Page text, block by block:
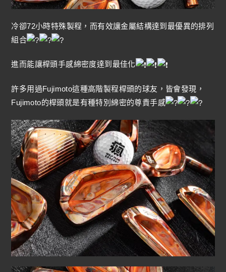
冷卻72小時特殊製程，而有效讓金屬結構達到最優異的排列
組合
進而能讓桿頭手感綿密度達到最佳化
許多用過Fujimoto這種高階製程桿頭的球友，皆會發現，
Fujimoto的桿頭就是有種特別綿密的尊貴手感